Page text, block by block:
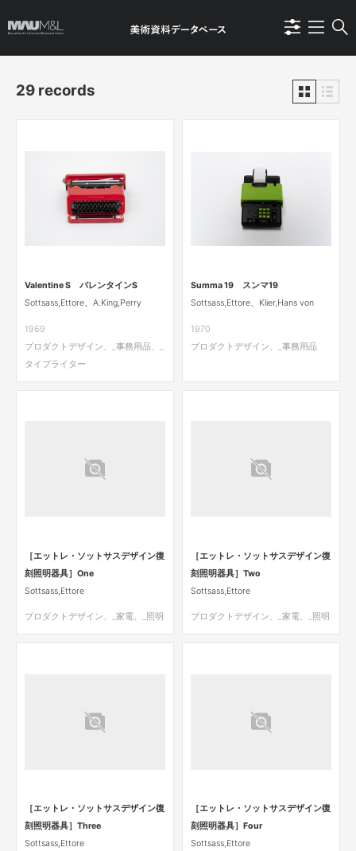
29 records
Valentine S バレンタインS
Sottsass,Ettore、A.King,Perry
1969
プロダクトデザイン、_事務用品、_
タイプライター
Summa 19 スンマ19
Sottsass,Ettore、Klier,Hans von
1970
プロダクトデザイン、_事務用品
［エットレ・ソットサスデザイン復
刻照明器具］One
Sottsass,Ettore
プロダクトデザイン、_家電、_照明
［エットレ・ソットサスデザイン復
刻照明器具］Two
Sottsass,Ettore
プロダクトデザイン、_家電、_照明
［エットレ・ソットサスデザイン復
刻照明器具］Three
Sottsass,Ettore
［エットレ・ソットサスデザイン復
刻照明器具］Four
Sottsass,Ettore